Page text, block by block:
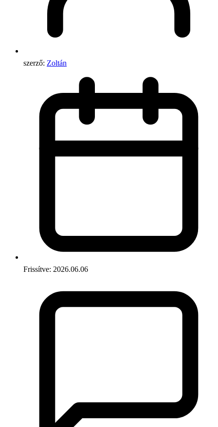
szerző: Zoltán
Frissítve: 2026.06.06